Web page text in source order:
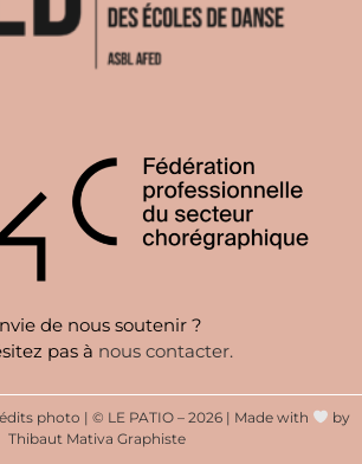
de nous soutenir ?
pas à nous contacter.
photo |© LE PATIO – 2026 | Made with
by
Thibaut Mativa Graphiste